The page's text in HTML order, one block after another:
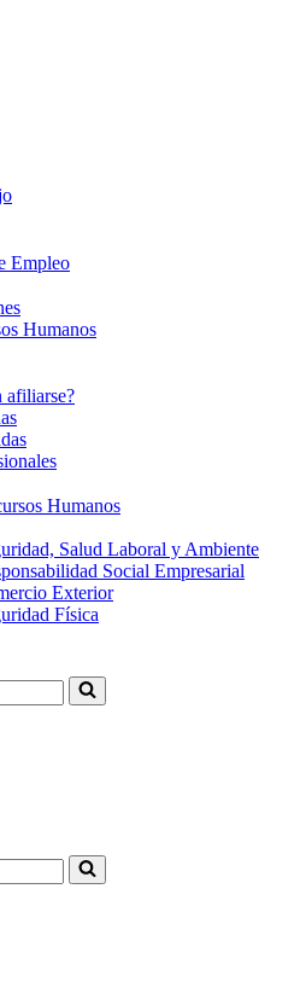
Empleo
Humanos
afiliarse?
Humanos
Salud Laboral y Ambiente
Social Empresarial
Exterior
Física